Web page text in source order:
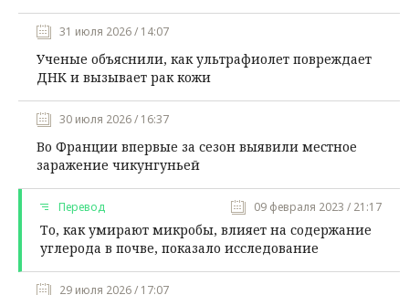
31 июля 2026 / 14:07
Ученые объяснили, как ультрафиолет повреждает
ДНК и вызывает рак кожи
30 июля 2026 / 16:37
Во Франции впервые за сезон выявили местное
заражение чикунгуньей
Перевод 09 февраля 2023 / 21:17
То, как умирают микробы, влияет на содержание
углерода в почве, показало исследование
29 июля 2026 / 17:07